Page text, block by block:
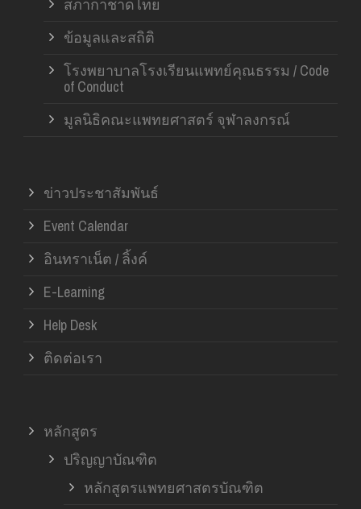
สภากาชาดไทย
ข้อมูลและสถิติ
โรงพยาบาลโรงเรียนแพทย์คุณธรรม / Code
of Conduct
มูลนิธิคณะแพทยศาสตร์ จุฬาลงกรณ์
ข่าวประชาสัมพันธ์
Event Calendar
อินทราเน็ต / ลิ้งค์
E-Learning
Help Desk
ติดต่อเรา
หลักสูตร
ปริญญาบัณฑิต
หลักสูตรแพทยศาสตรบัณฑิต